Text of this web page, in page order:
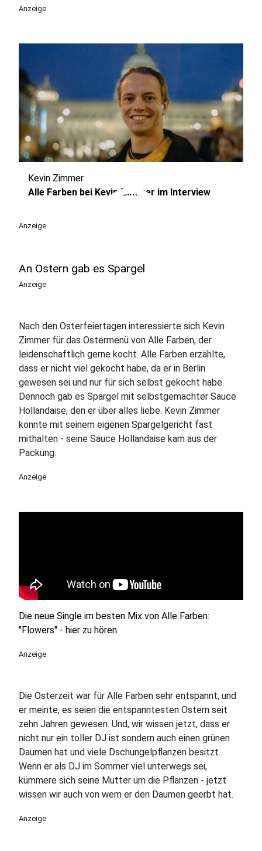
Anzeige
play_circle
Kevin Zimmer
Alle Farben bei Kevin Zimmer im Interview
Anzeige
An Ostern gab es Spargel
Anzeige
Nach den Osterfeiertagen interessierte sich Kevin
Zimmer für das Ostermenü von Alle Farben, der
leidenschaftlich gerne kocht. Alle Farben erzählte,
dass er nicht viel gekocht habe, da er in Berlin
gewesen sei und nur für sich selbst gekocht habe.
Dennoch gab es Spargel mit selbstgemachter Sauce
Hollandaise, den er über alles liebe. Kevin Zimmer
konnte mit seinem eigenen Spargelgericht fast
mithalten - seine Sauce Hollandaise kam aus der
Packung.
Anzeige
Die neue Single im besten Mix von Alle Farben:
"Flowers" - hier zu hören.
Anzeige
Die Osterzeit war für Alle Farben sehr entspannt, und
er meinte, es seien die entspanntesten Ostern seit
zehn Jahren gewesen. Und, wir wissen jetzt, dass er
nicht nur ein toller DJ ist sondern auch einen grünen
Daumen hat und viele Dschungelpflanzen besitzt.
Wenn er als DJ im Sommer viel unterwegs sei,
kümmere sich seine Mutter um die Pflanzen - jetzt
wissen wir auch von wem er den Daumen geerbt hat.
Anzeige